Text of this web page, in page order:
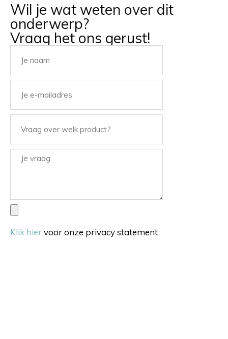
Wil je wat weten over dit
onderwerp?
Vraag het ons gerust!
Klik hiervoor onze privacy statement